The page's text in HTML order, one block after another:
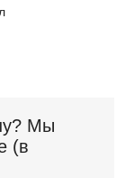
Мы
(в